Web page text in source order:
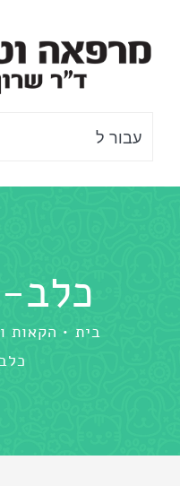
לתוכן
עבור ל
בית
הקאות